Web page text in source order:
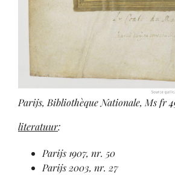
Parijs, Bibliothèque Nationale, Ms fr
literatuur:
Parijs 1907, nr. 50
Parijs 2003, nr. 27